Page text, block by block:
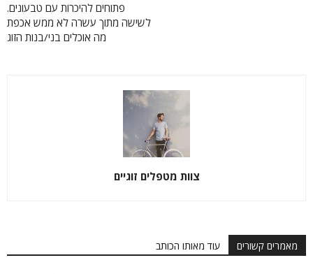
פתוחים להיכרות עם טבעונים.
לשישה מתוך עשרה לא ממש אכפת
מה אוכלים בני/בנות הזוג
צוות מטפלים זוגיים
מאמרים קשורים עוד מאותו הכותב